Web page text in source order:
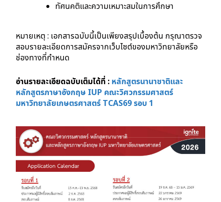
ทัศนคติและความเหมาะสมในการศึกษา
หมายเหตุ : เอกสารฉบับนี้เป็นเพียงสรุปเบื้องต้น กรุณาตรวจ
สอบรายละเอียดการสมัครจากเว็บไซต์ของมหาวิทยาลัยหรือ
ช่องทางที่กำหนด
อ่านรายละเอียดฉบับเต็มได้ที่ : หลักสูตรนานาชาติและ
หลักสูตรภาษาอังกฤษ IUP คณะวิศวกรรมศาสตร์
มหาวิทยาลัยเกษตรศาสตร์ TCAS69 รอบ 1